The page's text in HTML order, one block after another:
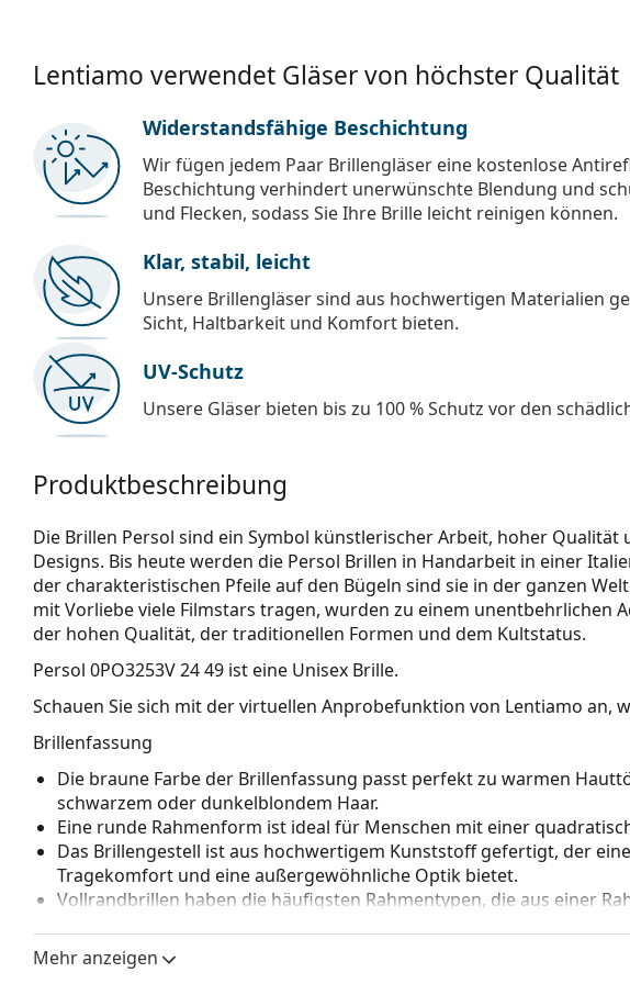
Lentiamo verwendet Gläser von höchster Qualität
Widerstandsfähige Beschichtung
Wir fügen jedem Paar Brillengläser eine kostenlose
Beschichtung verhindert unerwünschte Blendung und
und Flecken, sodass Sie Ihre Brille leicht reinigen können.
Klar, stabil, leicht
Unsere Brillengläser sind aus hochwertigen Materialien
Sicht, Haltbarkeit und Komfort bieten.
UV-Schutz
Unsere Gläser bieten bis zu 100 % Schutz vor den
Produktbeschreibung
Die Brillen Persol sind ein Symbol künstlerischer Arbeit, hoher Qualität
Designs. Bis heute werden die Persol Brillen in Handarbeit in einer
der charakteristischen Pfeile auf den Bügeln sind sie in der ganzen
mit Vorliebe viele Filmstars tragen, wurden zu einem unentbehrlichen
der hohen Qualität, der traditionellen Formen und dem Kultstatus.
Persol 0PO3253V 24 49 ist eine Unisex Brille.
Schauen Sie sich mit der virtuellen Anprobefunktion von Lentiamo an,
Brillenfassung
Die braune Farbe der Brillenfassung passt perfekt zu warmen
schwarzem oder dunkelblondem Haar.
Eine runde Rahmenform ist ideal für Menschen mit einer
Das Brillengestell ist aus hochwertigem Kunststoff gefertigt, der
Tragekomfort und eine außergewöhnliche Optik bietet.
Vollrandbrillen haben die häufigsten Rahmentypen, die aus einer
Vorteile ist die Robustheit, Langlebigkeit, die Tatsache, dass sie das
vor allem ihr Schutz vor Beschädigungen. Dieser Rahmentyp ist für
Mehr anzeigen